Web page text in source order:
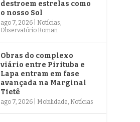
destroem estrelas como
o nosso Sol
ago 7, 2026 Notícias,
Observatório Roman
Obras do complexo
viário entre Pirituba e
Lapa entram em fase
avançada na Marginal
Tietê
ago 7, 2026 Mobilidade, Notícias